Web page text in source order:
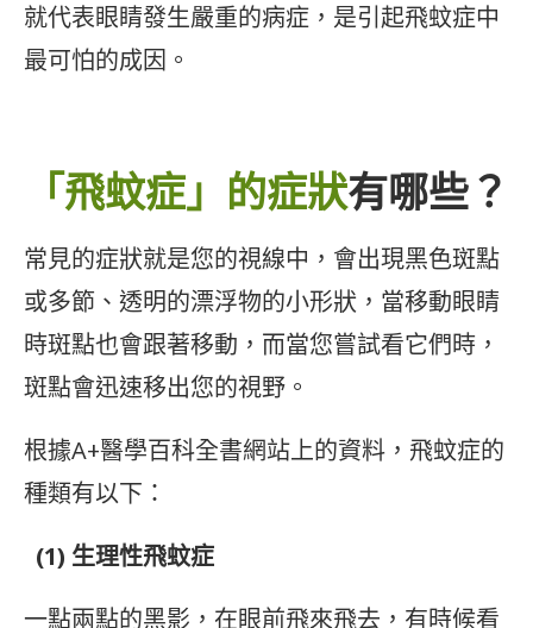
就代表眼睛發生嚴重的病症，是引起飛蚊症中
最可怕的成因。
「飛蚊症」的症狀有哪些？
常見的症狀就是您的視線中，會出現黑色斑點
或多節、透明的漂浮物的小形狀，當移動眼睛
時斑點也會跟著移動，而當您嘗試看它們時，
斑點會迅速移出您的視野。
根據A+醫學百科全書網站上的資料，飛蚊症的
種類有以下：
(1) 生理性飛蚊症
一點兩點的黑影，在眼前飛來飛去，有時候看